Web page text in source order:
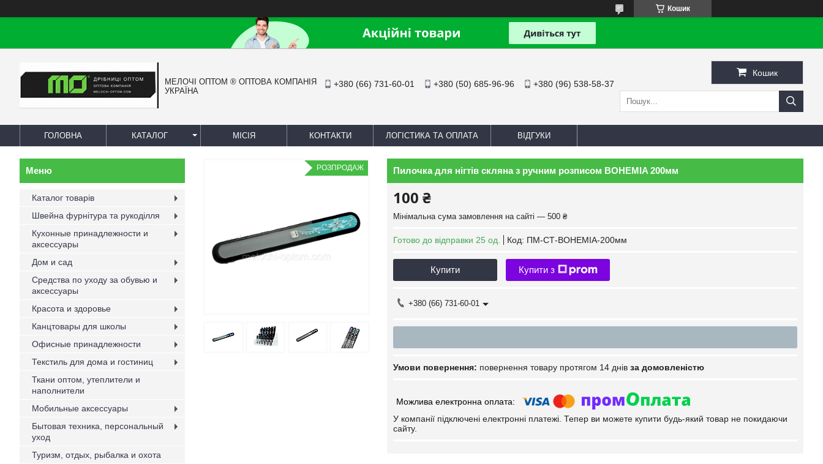
Кошик
МЕЛОЧІ ОПТОМ ® ОПТОВА КОМПАНІЯ
УКРАЇНА
+380 (66) 731-60-01 +380 (50) 685-96-96 +380 (96) 538-58-37
Кошик
ГОЛОВНА КАТАЛОГ МІСІЯ КОНТАКТИ ЛОГІСТИКА ТА ОПЛАТА ВІДГУКИ
РОЗПРОДАЖ Пилочка для нігтів скляна з ручним розписом BOHEMIA 200мм
100 ₴
Мінімальна сума замовлення на сайті — 500 ₴
Готово до відправки 25 од. Код: ПМ-СТ-BOHEMIA-200мм
Купити Купити з
+380 (66) 731-60-01
повернення товару протягом 14 днів за домовленістю
У компанії підключені електронні платежі. Тепер ви можете купити будь-який товар не покидаючи
сайту.
Каталог товарів
Швейна фурнітура та рукоділля
Кухонные принадлежности и
аксессуары
Дом и сад
Средства по уходу за обувью и
аксессуары
Красота и здоровье
Канцтовары для школы
Офисные принадлежности
Текстиль для дома и гостиниц
Ткани оптом, утеплители и
наполнители
Мобильные аксессуары
Бытовая техника, персональный
уход
Туризм, отдых, рыбалка и охота